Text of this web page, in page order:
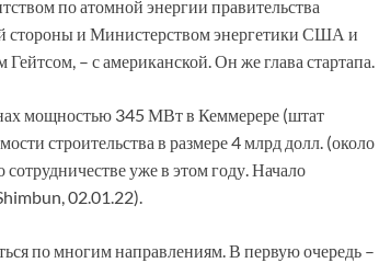
по атомной энергии правительства
и Министерством энергетики США и
– с американской. Он же глава стартапа.
мощностью 345 МВт в Кеммерере (штат
строительства в размере 4 млрд долл. (около
уже в этом году. Начало
02.01.22).
по многим направлениям. В первую очередь –